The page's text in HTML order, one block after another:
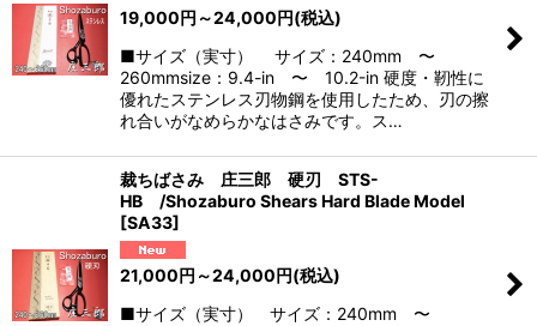
19,000円 ～24,000円(税込)
■サイズ（実寸） サイズ：240mm 〜
260mmsize：9.4-in 〜 10.2-in 硬度・靭性に
優れたステンレス刃物鋼を使用したため、刃の擦
れ合いがなめらかなはさみです。ス…
裁ちばさみ 庄三郎 硬刃 STS-
HB /Shozaburo Shears Hard Blade Model
[SA33]
21,000円 ～24,000円(税込)
■サイズ（実寸） サイズ：240mm 〜